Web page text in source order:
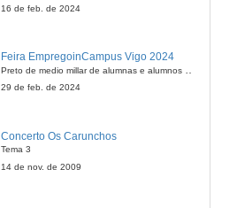
16 de feb. de 2024
Feira EmpregoinCampus Vigo 2024
29 de feb. de 2024
Concerto Os Carunchos
Tema 3
14 de nov. de 2009